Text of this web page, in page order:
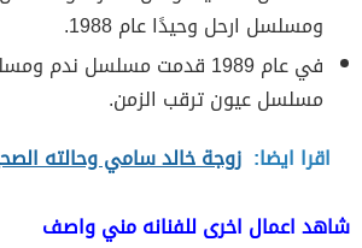
ومسلسل ارحل وحيدًا عام 1988.
في عام 1989 قدمت مسلسل ندم
مسلسل عيون ترقب الزمن.
اقرا ايضا: زوجة خالد سامي وحالته
شاهد اعمال اخرى للفنانه مني واصف